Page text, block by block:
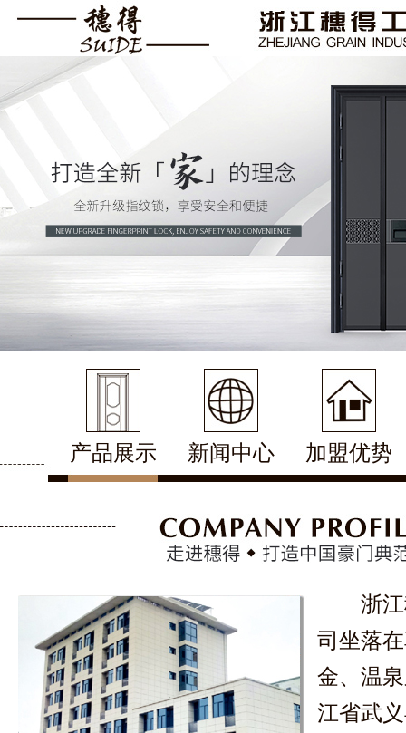
产品展示 新闻中心 加盟优势
浙
司坐落
金、温
江省武